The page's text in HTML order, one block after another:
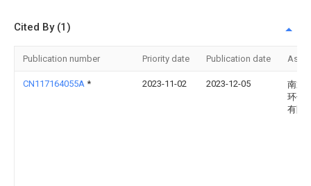
Cited By (1)
Publication number Priority date Publication date
CN117164055A * 2023-11-02 2023-12-05
南通
环保
有限